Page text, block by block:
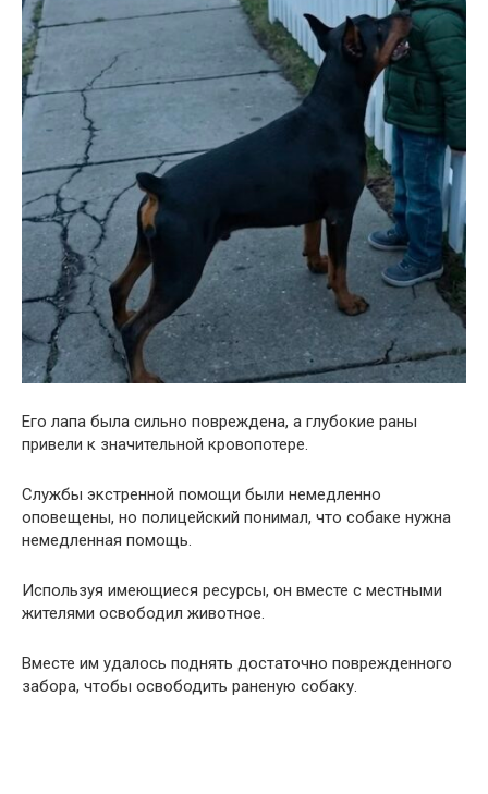
Его лапа была сильно повреждена, а глубокие раны
привели к значительной кровопотере.
Службы экстренной помощи были немедленно
оповещены, но полицейский понимал, что собаке нужна
немедленная помощь.
Используя имеющиеся ресурсы, он вместе с местными
жителями освободил животное.
Вместе им удалось поднять достаточно поврежденного
забора, чтобы освободить раненую собаку.